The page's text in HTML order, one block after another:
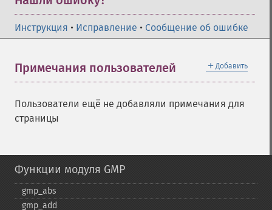
Инструкция • Исправление • Сообщение об ошибке
＋ Добавить
Примечания пользователей
Пользователи ещё не добавляли примечания для
страницы
Функции модуля GMP
gmp_​abs
gmp_​add